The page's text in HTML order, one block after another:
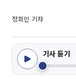
정회인 기자
기사 듣기